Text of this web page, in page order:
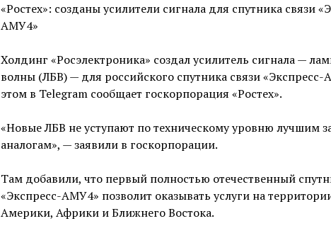
«Ростех»: созданы усилители сигнала для спутника связи
АМУ4»
Холдинг «Росэлектроника» создал усилитель сигнала —
волны (ЛБВ) — для российского спутника связи
этом в Telegram сообщает госкорпорация «Ростех».
«Новые ЛБВ не уступают по техническому уровню лучшим
аналогам», — заявили в госкорпорации.
Там добавили, что первый полностью отечественный
«Экспресс-АМУ4» позволит оказывать услуги на
Америки, Африки и Ближнего Востока.